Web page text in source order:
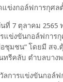
ข่งกอล์ฟการกุศล
นที่ 7 ตุลาคม
แข่งขันกอล์ฟการ
ชุมชน” โดยมี ส
รีคลับ ตำบลบาง
การแข่งขันกอล์ฟ